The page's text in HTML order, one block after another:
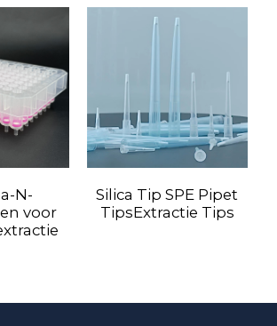
N-
voor
Silica Tip SPE Pipet
TipsExtractie Tips